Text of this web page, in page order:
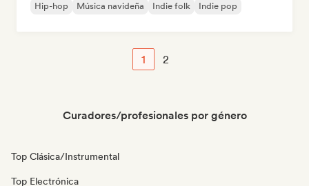
Hip-hop
Música navideña Indie folk Indie pop
1 2
Curadores/profesionales por género
Top Clásica/Instrumental
Top Electrónica